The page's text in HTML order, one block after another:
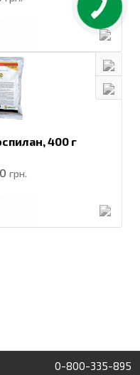
400 г
грн.
0-800-335-895